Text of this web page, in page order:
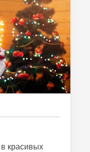
красивых